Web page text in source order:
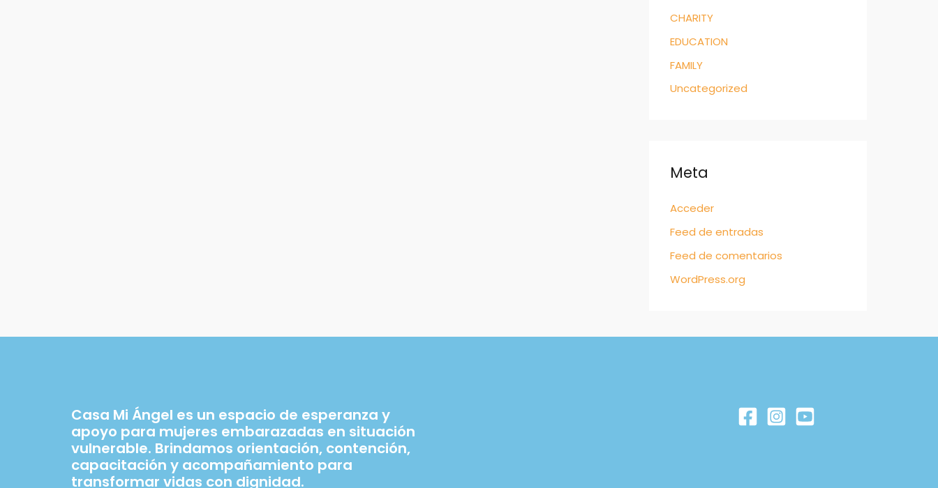
CHARITY
EDUCATION
FAMILY
Uncategorized
Meta
Acceder
Feed de entradas
Feed de comentarios
WordPress.org
Casa Mi Ángel es un espacio de esperanza y
apoyo para mujeres embarazadas en situación
vulnerable. Brindamos orientación, contención,
capacitación y acompañamiento para
transformar vidas con dignidad.